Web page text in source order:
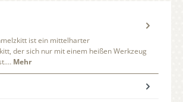
ist ein mittelharter
der sich nur mit einem heißen Werkzeug
Mehr